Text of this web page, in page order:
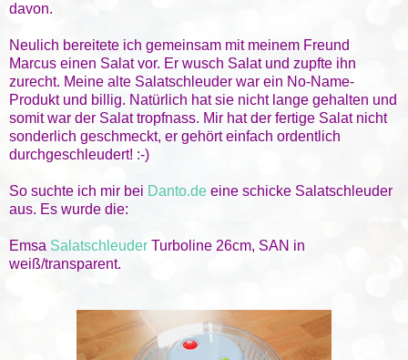
davon.
Neulich bereitete ich gemeinsam mit meinem Freund
Marcus einen Salat vor. Er wusch Salat und zupfte ihn
zurecht. Meine alte Salatschleuder war ein No-Name-
Produkt und billig. Natürlich hat sie nicht lange gehalten und
somit war der Salat tropfnass. Mir hat der fertige Salat nicht
sonderlich geschmeckt, er gehört einfach ordentlich
durchgeschleudert! :-)
So suchte ich mir bei Danto.de eine schicke Salatschleuder
aus. Es wurde die:
Emsa Salatschleuder Turboline 26cm, SAN in
weiß/transparent.